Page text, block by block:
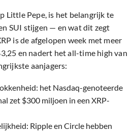
Little Pepe, is het belangrijk te
SUI stijgen — en wat dit zegt
is de afgelopen week met meer
en nadert het all-time high van
aanjagers:
het Nasdaq-genoteerde
zet $300 miljoen in een XRP-
Ripple en Circle hebben